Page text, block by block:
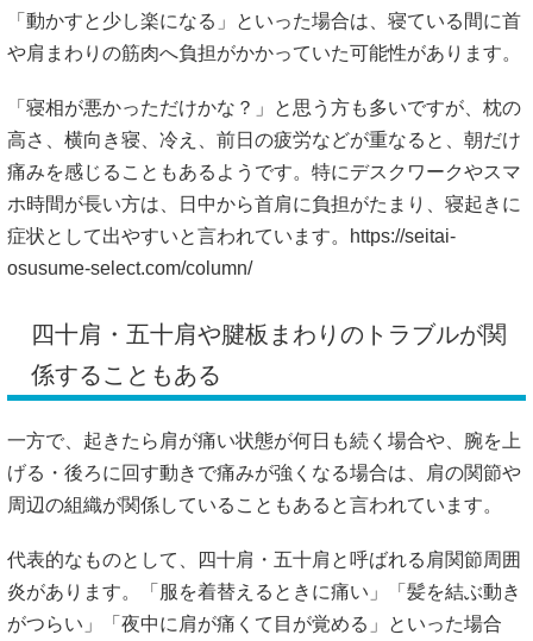
「動かすと少し楽になる」といった場合は、寝ている間に首
や肩まわりの筋肉へ負担がかかっていた可能性があります。
「寝相が悪かっただけかな？」と思う方も多いですが、枕の
高さ、横向き寝、冷え、前日の疲労などが重なると、朝だけ
痛みを感じることもあるようです。特にデスクワークやスマ
ホ時間が長い方は、日中から首肩に負担がたまり、寝起きに
症状として出やすいと言われています。
https://seitai-
osusume-select.com/column/
四十肩・五十肩や腱板まわりのトラブルが関
係することもある
一方で、起きたら肩が痛い状態が何日も続く場合や、腕を上
げる・後ろに回す動きで痛みが強くなる場合は、肩の関節や
周辺の組織が関係していることもあると言われています。
代表的なものとして、四十肩・五十肩と呼ばれる肩関節周囲
炎があります。「服を着替えるときに痛い」「髪を結ぶ動き
がつらい」「夜中に肩が痛くて目が覚める」といった場合